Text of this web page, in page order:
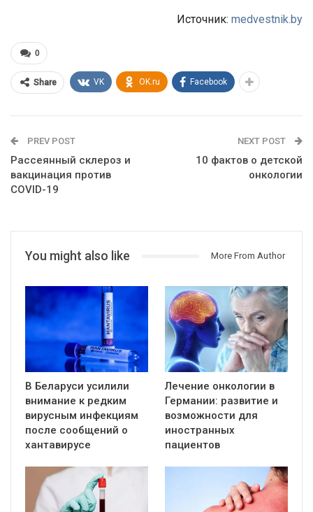
Источник: medvestnik.by
0
Share VK OK.ru Facebook
PREV POST
Рассеянный склероз и
вакцинация против
CОVID-19
NEXT POST
10 фактов о детской
онкологии
You might also like More From Author
В Беларуси усилили
внимание к редким
вирусным инфекциям
после сообщений о
хантавирусе
Лечение онкологии в
Германии: развитие и
возможности для
иностранных
пациентов